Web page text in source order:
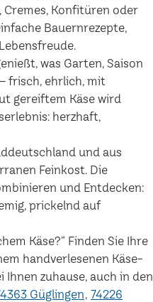
Cremes, Konfitüren oder
Bauernrezepte,
was Garten, Saison
frisch, ehrlich, mit
gereiftem Käse wird
herzhaft,
und aus
Feinkost. Die
und Entdecken:
prickelnd auf
Käse?“ Finden Sie Ihre
handverlesenen Käse-
zuhause, auch in den
Güglingen 74226